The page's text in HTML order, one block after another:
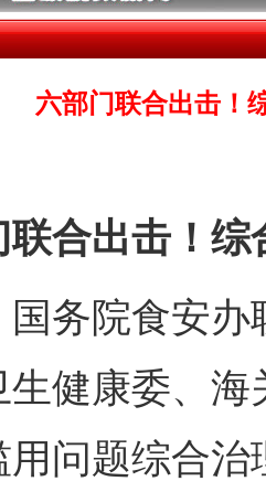
六部门联合出击！
出击！综
院食安办
健康委、
用问题综合